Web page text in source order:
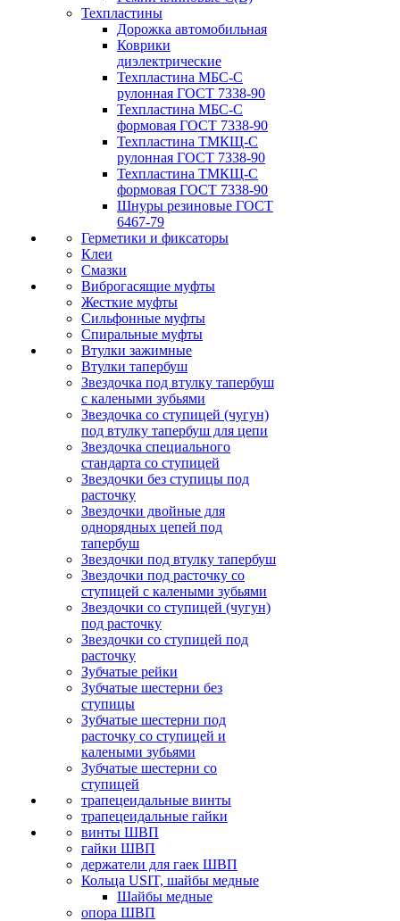
Техпластины
Дорожка автомобильная
Коврики
диэлектрические
Техпластина МБС-С
рулонная ГОСТ 7338-90
Техпластина МБС-С
формовая ГОСТ 7338-90
Техпластина ТМКЩ-С
рулонная ГОСТ 7338-90
Техпластина ТМКЩ-С
формовая ГОСТ 7338-90
Шнуры резиновые ГОСТ
6467-79
Герметики и фиксаторы
Клеи
Смазки
Виброгасящие муфты
Жесткие муфты
Сильфонные муфты
Спиральные муфты
Втулки зажимные
Втулки тапербуш
Звездочка под втулку тапербуш
c калеными зубьями
Звездочка со ступицей (чугун)
под втулку тапербуш для цепи
Звездочка специального
стандарта со ступицей
Звездочки без ступицы под
расточку
Звездочки двойные для
однорядных цепей под
тапербуш
Звездочки под втулку тапербуш
Звездочки под расточку со
ступицей с калеными зубьями
Звездочки со ступицей (чугун)
под расточку
Звездочки со ступицей под
расточку
Зубчатые рейки
Зубчатые шестерни без
ступицы
Зубчатые шестерни под
расточку со ступицей и
калеными зубьями
Зубчатые шестерни со
ступицей
трапецеидальные винты
трапецеидальные гайки
винты ШВП
гайки ШВП
держатели для гаек ШВП
Кольца USIT, шайбы медные
Шайбы медные
опора ШВП